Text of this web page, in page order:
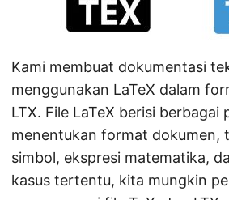
Kami membuat dokumentasi
menggunakan LaTeX dalam
LTX. File LaTeX berisi berbagai
menentukan format dokumen,
simbol, ekspresi matematika,
kasus tertentu, kita mungkin